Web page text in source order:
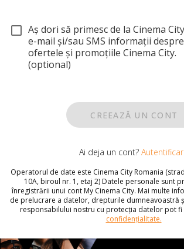
Aș dori să primesc de la Cinema
e-mail și/sau SMS informații despre
ofertele și promoțiile Cinema City.
(optional)
CREEAZĂ UN CONT
Ai deja un cont?
Operatorul de date este Cinema City Romania
10A, biroul nr. 1, etaj 2) Datele personale sunt
înregistrării unui cont My Cinema City. Mai multe
de prelucrare a datelor, drepturile dumneavoastră
responsabilului nostru cu protecția datelor pot fi
confidențialitate.